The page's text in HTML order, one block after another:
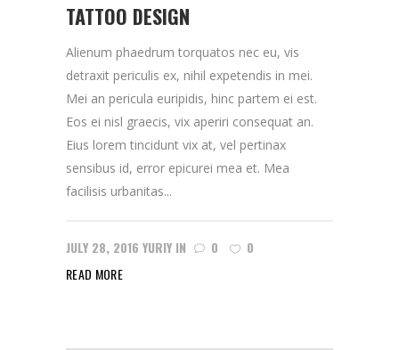
TATTOO DESIGN
Alienum phaedrum torquatos nec eu, vis
detraxit periculis ex, nihil expetendis in mei.
Mei an pericula euripidis, hinc partem ei est.
Eos ei nisl graecis, vix aperiri consequat an.
Eius lorem tincidunt vix at, vel pertinax
sensibus id, error epicurei mea et. Mea
facilisis urbanitas...
JULY 28, 2016 YURIY IN 0
0
READ MORE